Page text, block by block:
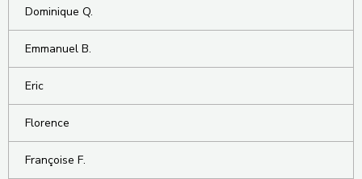
Dominique Q.
Emmanuel B.
Eric
Florence
Françoise F.